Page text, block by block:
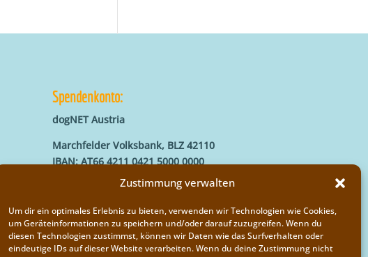
Zustimmung verwalten
Um dir ein optimales Erlebnis zu bieten, verwenden wir Technologien wie Cookies,
um Geräteinformationen zu speichern und/oder darauf zuzugreifen. Wenn du
diesen Technologien zustimmst, können wir Daten wie das Surfverhalten oder
eindeutige IDs auf dieser Website verarbeiten. Wenn du deine Zustimmung nicht
Spendenkonto:
dogNET Austria
Marchfelder Volksbank, BLZ 42110
IBAN: AT66 4211 0421 5000 0000
BIC: MVOGAT22XXX